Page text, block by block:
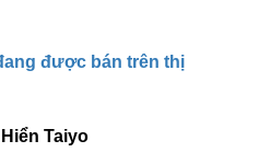
được bán trên thị
Taiyo